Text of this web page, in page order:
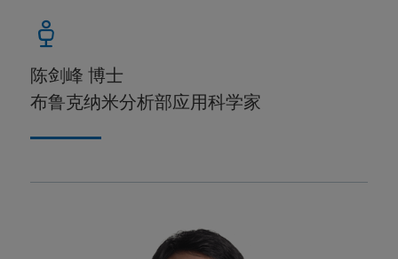
陈剑峰 博士
布鲁克纳米分析部应用科学家